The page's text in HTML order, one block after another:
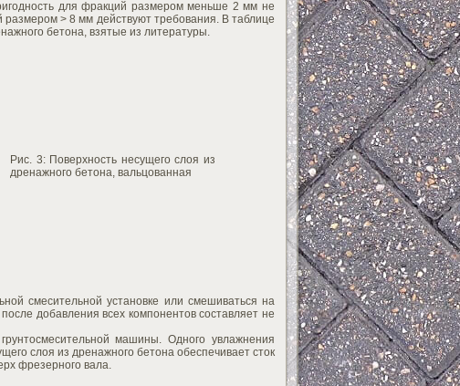
для фракций размером меньше 2 мм не
> 8 мм действуют требования. В таблице
бетона, взятые из литературы.
Рис. 3: Поверхность несущего слоя из
дренажного бетона, вальцованная
смесительной установке или смешиваться на
добавления всех компонентов составляет не
машины. Одного увлажнения
слоя из дренажного бетона обеспечивает сток
фрезерного вала.